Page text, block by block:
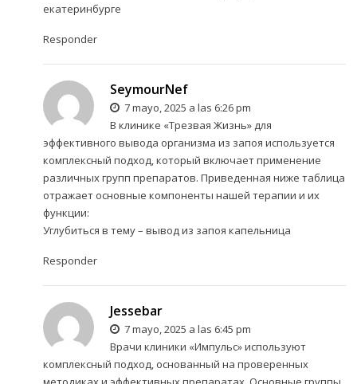
екатеринбурге
Responder
SeymourNef
7 mayo, 2025 a las 6:26 pm
В клинике «Трезвая Жизнь» для
эффективного вывода организма из запоя используется
комплексный подход, который включает применение
различных групп препаратов. Приведенная ниже таблица
отражает основные компоненты нашей терапии и их
функции:
Углубиться в тему – вывод из запоя капельница
Responder
Jessebar
7 mayo, 2025 a las 6:45 pm
Врачи клиники «Импульс» используют
комплексный подход, основанный на проверенных